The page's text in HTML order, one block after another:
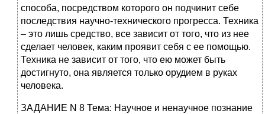
способа, посредством которого он подчинит себе
последствия научно-технического прогресса. Техника
– это лишь средство, все зависит от того, что из нее
сделает человек, каким проявит себя с ее помощью.
Техника не зависит от того, что ею может быть
достигнуто, она является только орудием в руках
человека.
ЗАДАНИЕ N 8 Тема: Научное и ненаучное познание